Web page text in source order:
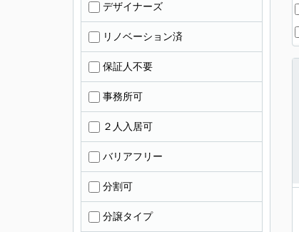
デザイナーズ
リノベーション済
保証人不要
事務所可
２人入居可
バリアフリー
分割可
分譲タイプ